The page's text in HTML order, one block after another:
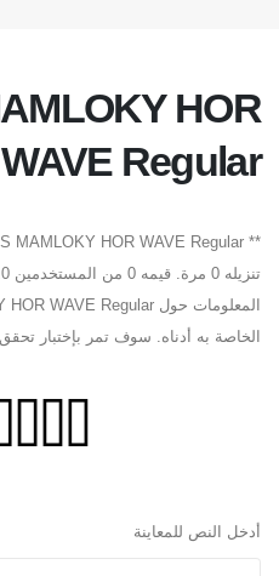
HOR
WAVE Regular
الخاصة به أدناه. سوف تمر بإختبار
أدخل النص للمعاينة